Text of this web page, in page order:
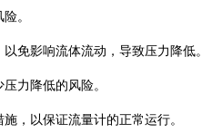
。
免影响流体流动，导致压力降低。
力降低的风险。
，以保证流量计的正常运行。